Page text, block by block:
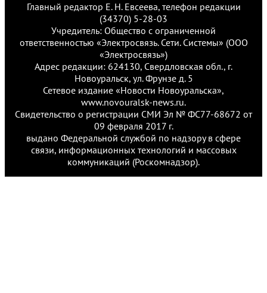
Главный редактор Е. Н. Евсеева, телефон редакции
(34370) 5-28-03
Учредитель: Общество с ограниченной
ответственностью «Электросвязь. Сети. Системы» (ООО
«Электросвязь»)
Адрес редакции: 624130, Свердловская обл., г.
Новоуральск, ул. Фрунзе д. 5
Сетевое издание «Новости Новоуральска»,
www.novouralsk-news.ru.
Свидетельство о регистрации СМИ Эл № ФС77-68672 от
09 февраля 2017 г.
выдано Федеральной службой по надзору в сфере
связи, информационных технологий и массовых
коммуникаций (Роскомнадзор).